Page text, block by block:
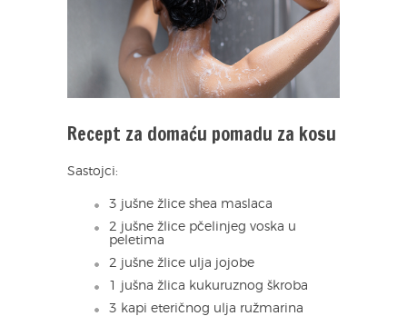
Recept za domaću pomadu za kosu
Sastojci:
3 jušne žlice shea maslaca
2 jušne žlice pčelinjeg voska u
peletima
2 jušne žlice ulja jojobe
1 jušna žlica kukuruznog škroba
3 kapi eteričnog ulja ružmarina